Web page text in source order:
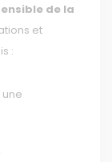
de la
et
: